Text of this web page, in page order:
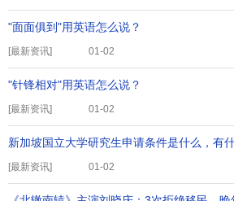
[最新资讯]
"面面俱到"用英语怎么说？
01-02
[最新资讯]
"针锋相对"用英语怎么说？
01-02
[最新资讯]
新加坡国立大学研究生申请条件是什么，有
01-02